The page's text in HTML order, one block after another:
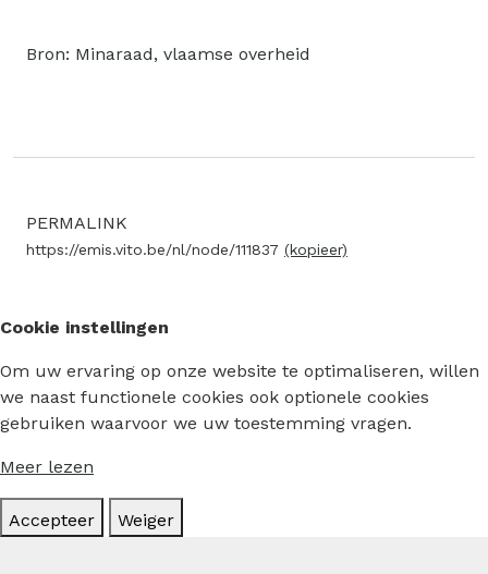
Bron: Minaraad, vlaamse overheid
PERMALINK
https://emis.vito.be/nl/node/111837 (kopieer)
Cookie instellingen
Om uw ervaring op onze website te optimaliseren, willen
we naast functionele cookies ook optionele cookies
gebruiken waarvoor we uw toestemming vragen.
Meer lezen
Accepteer Weiger